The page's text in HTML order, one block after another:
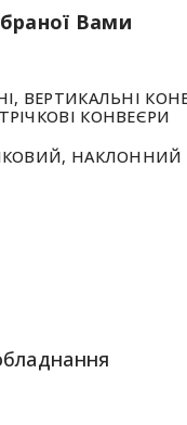
Вами
ВЕРТИКАЛЬНІ
КОНВЕЄРИ
, НАКЛОННИЙ